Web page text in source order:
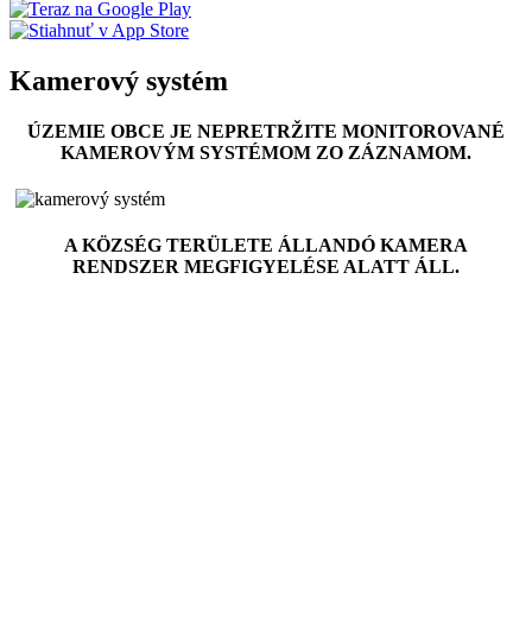
Kamerový systém
ÚZEMIE OBCE JE NEPRETRŽITE MONITOROVANÉ
KAMEROVÝM SYSTÉMOM ZO ZÁZNAMOM.
A KÖZSÉG TERÜLETE ÁLLANDÓ KAMERA
RENDSZER MEGFIGYELÉSE ALATT ÁLL.